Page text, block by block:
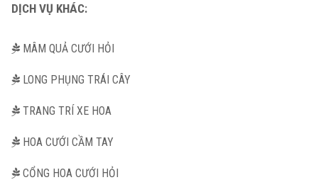
DỊCH VỤ KHÁC:
MÂM QUẢ CƯỚI HỎI
LONG PHỤNG TRÁI CÂY
TRANG TRÍ XE HOA
HOA CƯỚI CẦM TAY
CỔNG HOA CƯỚI HỎI